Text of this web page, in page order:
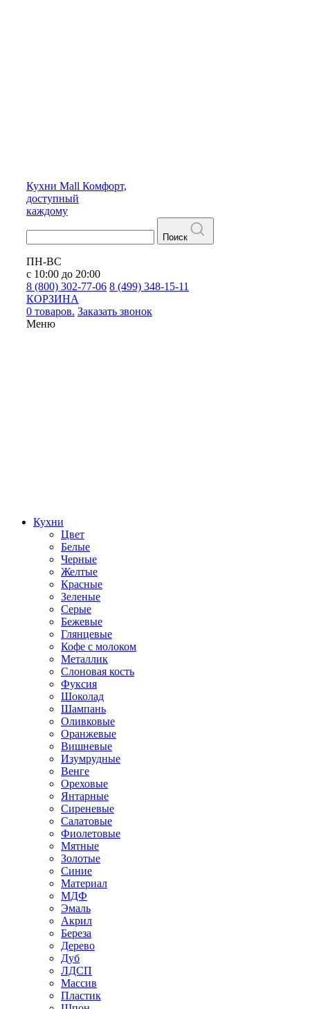
Кухни Mall Комфорт,
доступный
каждому
Поиск
ПН-ВС
с 10:00 до 20:00
8 (800) 302-77-06 8 (499) 348-15-11
КОРЗИНА
0 товаров. Заказать звонок
Меню
Кухни
Цвет
Белые
Черные
Желтые
Красные
Зеленые
Серые
Бежевые
Глянцевые
Кофе с молоком
Металлик
Слоновая кость
Фуксия
Шоколад
Шампань
Оливковые
Оранжевые
Вишневые
Изумрудные
Венге
Ореховые
Янтарные
Сиреневые
Салатовые
Фиолетовые
Мятные
Золотые
Синие
Материал
МДФ
Эмаль
Акрил
Береза
Дерево
Дуб
ЛДСП
Массив
Пластик